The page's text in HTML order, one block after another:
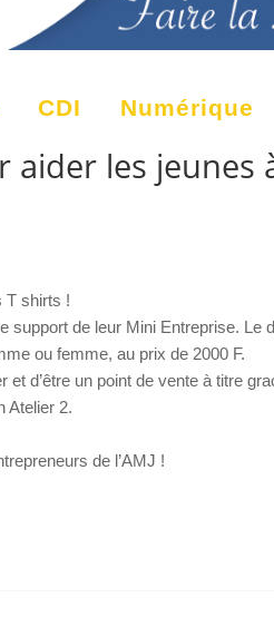
CDI Numérique
aider les jeunes
T shirts !
support de leur Mini Entreprise. Le
ou femme, au prix de 2000 F.
et d’être un point de vente à titre
Atelier 2.
de l’AMJ !